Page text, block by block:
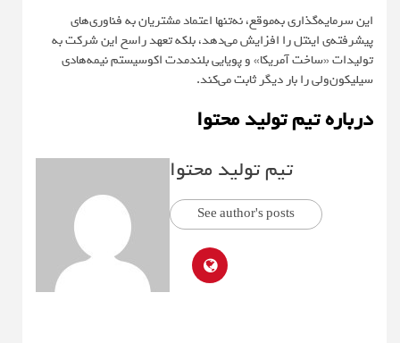
این سرمایه‌گذاری به‌موقع، نه‌تنها اعتماد مشتریان به فناوری‌های
پیشرفته‌ی اینتل را افزایش می‌دهد، بلکه تعهد راسخ این شرکت به
تولیدات «ساخت آمریکا» و پویایی بلندمدت اکوسیستم نیمه‌هادی
سیلیکون‌ولی را بار دیگر ثابت می‌کند.
درباره تیم تولید محتوا
تیم تولید محتوا
See author's posts